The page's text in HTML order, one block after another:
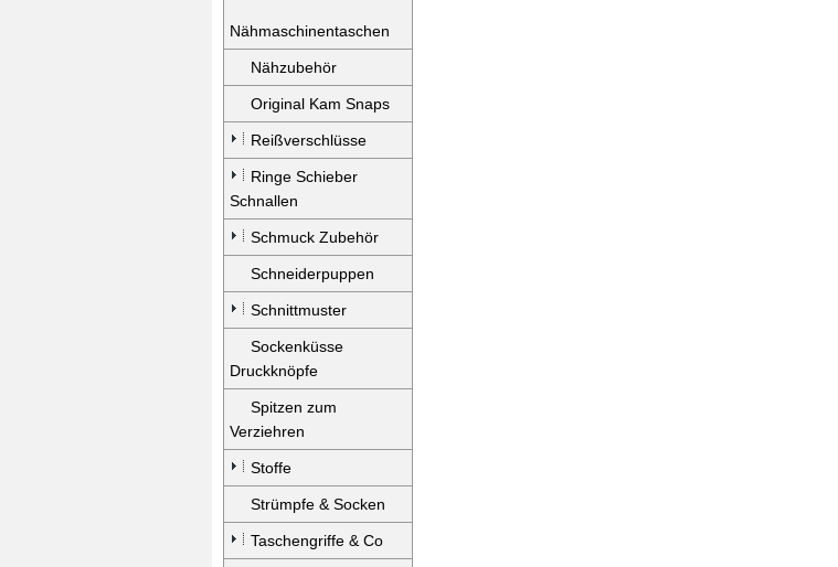
Nähmaschinentaschen
Nähzubehör
Original Kam Snaps
Reißverschlüsse
Ringe Schieber
Schnallen
Schmuck Zubehör
Schneiderpuppen
Schnittmuster
Sockenküsse
Druckknöpfe
Spitzen zum
Verziehren
Stoffe
Strümpfe & Socken
Taschengriffe & Co